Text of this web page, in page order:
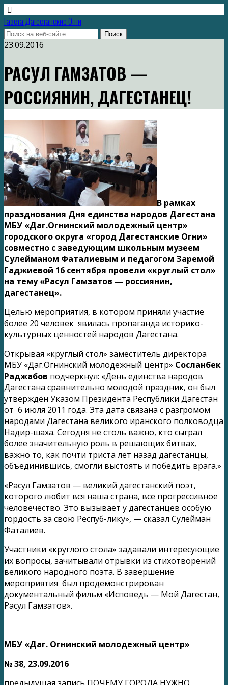
Газета Дагестанские Огни
23.09.2016
РАСУЛ ГАМЗАТОВ —
РОССИЯНИН, ДАГЕСТАНЕЦ!
В рамках
празднования Дня единства народов Дагестана
МБУ «Даг.Огнинский молодежный центр»
городского округа «город Дагестанские Огни»
совместно с заведующим школьным музеем
Сулейманом Фаталиевым и педагогом Заремой
Гаджиевой 16 сентября провели «круглый стол»
на тему «Расул Гамзатов — россиянин,
дагестанец».
Целью мероприятия, в котором приняли участие
более 20 человек явилась пропаганда историко-
культурных ценностей народов Дагестана.
Открывая «круглый стол» заместитель директора
МБУ «Даг.Огнинский молодежный центр» Сосланбек
Раджабов подчеркнул: «День единства народов
Дагестана сравнительно молодой праздник, он был
утверждён Указом Президента Республики Дагестан
от 6 июля 2011 года. Эта дата связана с разгромом
народами Дагестана великого иранского полководца
Надир-шаха. Сегодня не столь важно, кто сыграл
более значительную роль в решающих битвах,
важно то, как почти триста лет назад дагестанцы,
объединившись, смогли выстоять и победить врага.»
«Расул Гамзатов — великий дагестанский поэт,
которого любит вся наша страна, все прогрессивное
человечество. Это вызывает у дагестанцев особую
гордость за свою Респуб-лику», — сказал Сулейман
Фаталиев.
Участники «круглого стола» задавали интересующие
их вопросы, зачитывали отрывки из стихотворений
великого народного поэта. В завершение
мероприятия был продемонстрирован
документальный фильм «Исповедь — Мой Дагестан,
Расул Гамзатов».
МБУ «Даг. Огнинский молодежный центр»
№ 38, 23.09.2016